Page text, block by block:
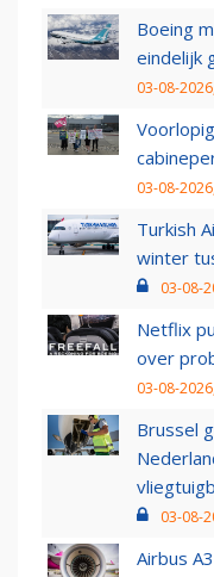
Boeing
eindelijk
03-08-
03-08-
Turkish
winter
03-08-
Netflix
over
03-08-
Brussel
03-08-
Airbus